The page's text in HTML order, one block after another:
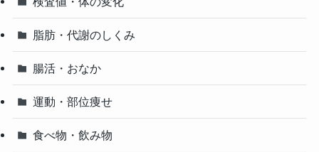
脂肪・代謝のしくみ
腸活・おなか
運動・部位痩せ
食べ物・飲み物